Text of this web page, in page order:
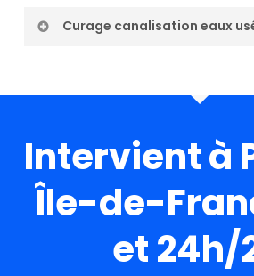
Curage canalisation eaux
Intervient à
Île-de-
et 24h/